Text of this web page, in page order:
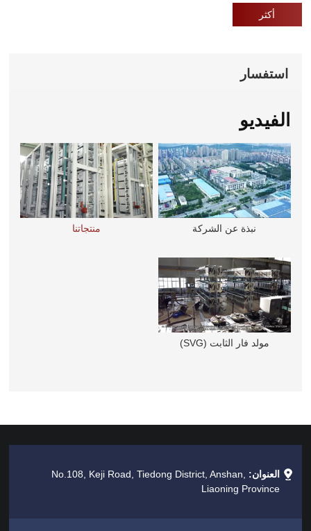
أكثر
استفسار
الفيديو
نبذة عن الشركة منتجاتنا
مولد فار الثابت (SVG)
العنوان:
No.108, Keji Road, Tiedong District, Anshan,
Liaoning Province